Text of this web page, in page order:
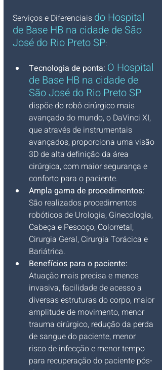
Serviços e Diferenciais do Hospital
de Base HB na cidade de São
José do Rio Preto SP:
Tecnologia de ponta: O Hospital
de Base HB na cidade de
São José do Rio Preto SP
dispõe do robô cirúrgico mais
avançado do mundo, o DaVinci XI,
que através de instrumentais
avançados, proporciona uma visão
3D de alta definição da área
cirúrgica, com maior segurança e
conforto para o paciente.
Ampla gama de procedimentos:
São realizados procedimentos
robóticos de Urologia, Ginecologia,
Cabeça e Pescoço, Colorretal,
Cirurgia Geral, Cirurgia Torácica e
Bariátrica.
Benefícios para o paciente:
Atuação mais precisa e menos
invasiva, facilidade de acesso a
diversas estruturas do corpo, maior
amplitude de movimento, menor
trauma cirúrgico, redução da perda
de sangue do paciente, menor
risco de infecção e menor tempo
para recuperação do paciente pós-